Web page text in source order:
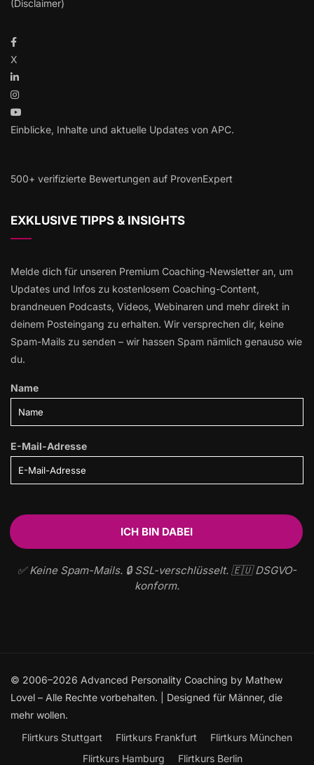
(Disclaimer)
X
Einblicke, Inhalte und aktuelle Updates von APC.
500+ verifizierte Bewertungen auf ProvenExpert
EXKLUSIVE TIPPS & INSIGHTS
Melde dich für unseren Premium Coaching-Newsletter an, um
Updates und Infos zu kostenlosem Coaching-Content,
brandneuen Podcasts, Videos, Webinaren und mehr direkt in
deinem Posteingang zu erhalten. Wir versprechen dir, keine
Spam-Mails zu senden – wir hassen Spam nämlich genauso wie
du.
Name
E-Mail-Adresse
✅ Keine Spam-Mails. 🔒 SSL-verschlüsselt. 🇪🇺 DSGVO-
konform.
© 2006–2026 Advanced Personality Coaching by Mathew
Lovel – Alle Rechte vorbehalten. | Designed für Männer, die
mehr wollen.
Flirtkurs Stuttgart
Flirtkurs Frankfurt
Flirtkurs München
Flirtkurs Hamburg
Flirtkurs Berlin